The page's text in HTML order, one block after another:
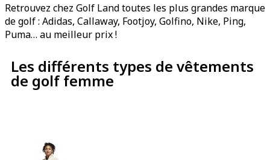
Retrouvez chez Golf Land toutes les plus grandes marque
de golf : Adidas, Callaway, Footjoy, Golfino, Nike, Ping,
Puma… au meilleur prix !
Les différents types de vêtements
de golf femme